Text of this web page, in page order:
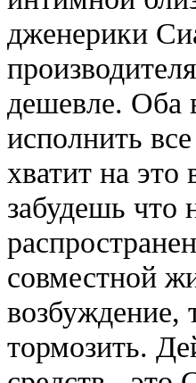
дженерики
дешевле. Оба
исполнить
хватит на
забудешь что
совместной
возбуждение,
тормозить.